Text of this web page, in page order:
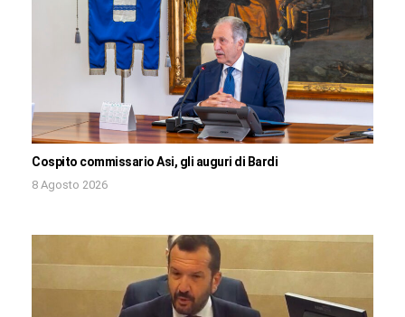
Cospito commissario Asi, gli auguri di Bardi
8 Agosto 2026